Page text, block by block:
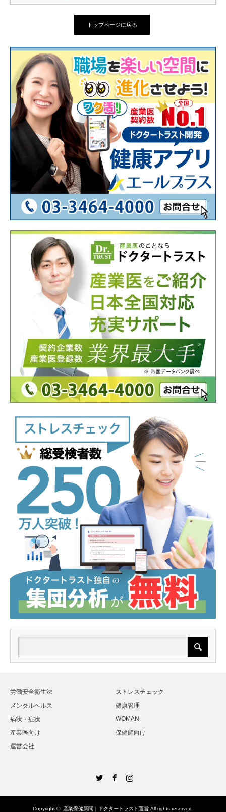
トップページに戻る
労働安全衛生法
ストレスチェック
メンタルヘルス
健康管理
病状・症状
WOMAN
産業医向け
保健師向け
運営会社
Copyright © 産業保健新聞｜ドクタートラスト運営 All rights reserved.